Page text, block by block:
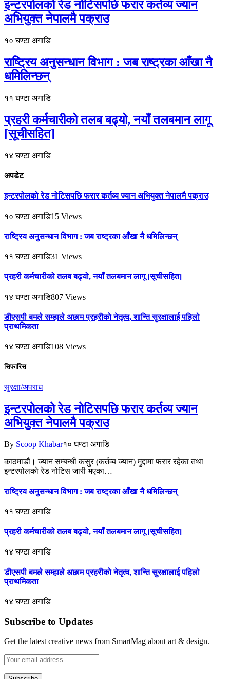
इन्टरपोलको रेड नोटिसपछि फरार कर्तव्य ज्यान
अभियुक्त नेपालमै पक्राउ
१० घण्टा अगाडि
राष्ट्रिय अनुसन्धान विभाग : जब राष्ट्रका आँखा नै
धमिलिन्छन्
११ घण्टा अगाडि
प्रहरी कर्मचारीको तलब बढ्यो, नयाँ तलबमान लागू
[सूचीसहित]
१४ घण्टा अगाडि
अपडेट
इन्टरपोलको रेड नोटिसपछि फरार कर्तव्य ज्यान अभियुक्त नेपालमै पक्राउ
१० घण्टा अगाडि15 Views
राष्ट्रिय अनुसन्धान विभाग : जब राष्ट्रका आँखा नै धमिलिन्छन्
११ घण्टा अगाडि31 Views
प्रहरी कर्मचारीको तलब बढ्यो, नयाँ तलबमान लागू [सूचीसहित]
१४ घण्टा अगाडि807 Views
डीएसपी बमले सम्हाले अछाम प्रहरीको नेतृत्व, शान्ति सुरक्षालाई पहिलो
प्राथमिकता
१४ घण्टा अगाडि108 Views
सिफारिस
सुरक्षा/अपराध
इन्टरपोलको रेड नोटिसपछि फरार कर्तव्य ज्यान
अभियुक्त नेपालमै पक्राउ
By Scoop Khabar१० घण्टा अगाडि
काठमाडौं। ज्यान सम्बन्धी कसुर (कर्तव्य ज्यान) मुद्दामा फरार रहेका तथा
इन्टरपोलको रेड नोटिस जारी भएका…
राष्ट्रिय अनुसन्धान विभाग : जब राष्ट्रका आँखा नै धमिलिन्छन्
११ घण्टा अगाडि
प्रहरी कर्मचारीको तलब बढ्यो, नयाँ तलबमान लागू [सूचीसहित]
१४ घण्टा अगाडि
डीएसपी बमले सम्हाले अछाम प्रहरीको नेतृत्व, शान्ति सुरक्षालाई पहिलो
प्राथमिकता
१४ घण्टा अगाडि
Subscribe to Updates
Get the latest creative news from SmartMag about art & design.